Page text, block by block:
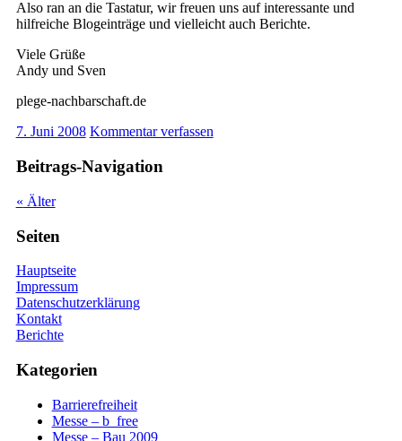
Also ran an die Tastatur, wir freuen uns auf interessante und
hilfreiche Blogeinträge und vielleicht auch Berichte.
Viele Grüße
Andy und Sven
plege-nachbarschaft.de
7. Juni 2008 Kommentar verfassen
Beitrags-Navigation
« Älter
Seiten
Hauptseite
Impressum
Datenschutzerklärung
Kontakt
Berichte
Kategorien
Barrierefreiheit
Messe – b_free
Messe – Bau 2009